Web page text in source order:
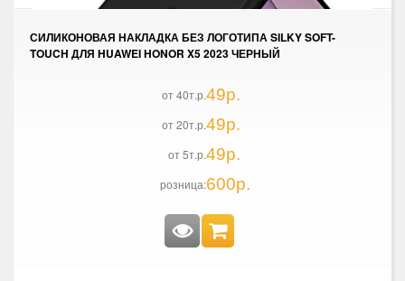
СИЛИКОНОВАЯ НАКЛАДКА БЕЗ ЛОГОТИПА SILKY SOFT-
TOUCH ДЛЯ HUAWEI HONOR X5 2023 ЧЕРНЫЙ
от 40т.р.49р.
от 20т.р.49р.
от 5т.р.49р.
розница:600р.